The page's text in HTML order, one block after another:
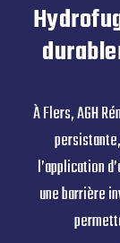
À Flers, AGH
l’application
une barrière